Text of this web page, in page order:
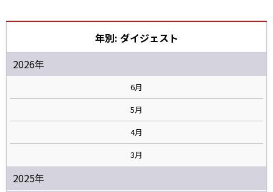
年別: ダイジェスト
2026年
6月
5月
4月
3月
2025年